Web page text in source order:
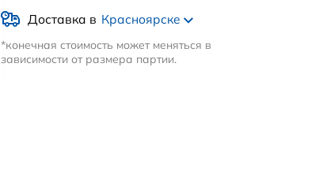
Доставка в Красноярске
*конечная стоимость может меняться в
зависимости от размера партии.